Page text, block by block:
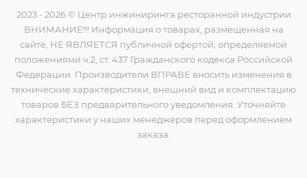
2023 - 2026 © Центр инжиниринга ресторанной индустрии
ВНИМАНИЕ!!! Информация о товарах, размещенная на
сайте, НЕ ЯВЛЯЕТСЯ публичной офертой, определяемой
положениями ч.2, ст. 437 Гражданского кодекса Российской
Федерации. Производители ВПРАВЕ вносить изменения в
технические характеристики, внешний вид и комплектацию
товаров БЕЗ предварительного уведомления. Уточняйте
характеристики у наших менеджеров перед оформлением
заказа.